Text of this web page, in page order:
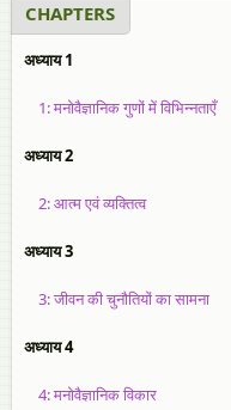
CHAPTERS
अध्याय 1
1: मनोवैज्ञानिक गुणों में विभिन्नताएँ
अध्याय 2
2: आत्म एवं व्यक्तित्व
अध्याय 3
3: जीवन की चुनौतियों का सामना
अध्याय 4
4: मनोवैज्ञानिक विकार